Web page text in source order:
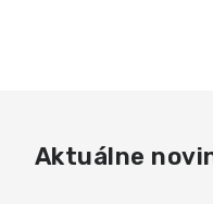
Aktuálne